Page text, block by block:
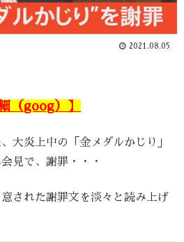
2021.08.05
（goog）】
大炎上中の「金メダルかじり」
見で、謝罪・・・
された謝罪文を淡々と読み上げ